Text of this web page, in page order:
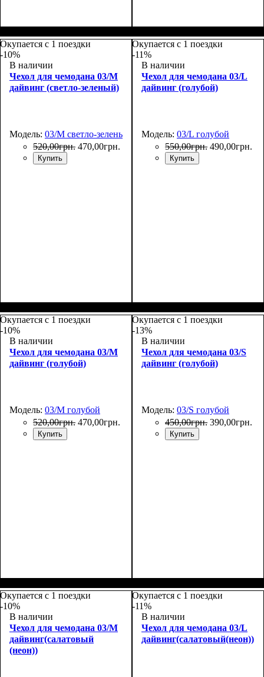
Окупается с 1 поездки
-10%
В наличии
Чехол для чемодана 03/M
дайвинг (светло-зеленый)
Модель: 03/M светло-зеленый
520,00грн. 470,00грн.
Купить
Окупается с 1 поездки
-11%
В наличии
Чехол для чемодана 03/L
дайвинг (голубой)
Модель: 03/L голубой
550,00грн. 490,00грн.
Купить
Окупается с 1 поездки
-10%
В наличии
Чехол для чемодана 03/M
дайвинг (голубой)
Модель: 03/M голубой
520,00грн. 470,00грн.
Купить
Окупается с 1 поездки
-13%
В наличии
Чехол для чемодана 03/S
дайвинг (голубой)
Модель: 03/S голубой
450,00грн. 390,00грн.
Купить
Окупается с 1 поездки
-10%
В наличии
Чехол для чемодана 03/M
дайвинг(салатовый
(неон))
Окупается с 1 поездки
-11%
В наличии
Чехол для чемодана 03/L
дайвинг(салатовый(неон))